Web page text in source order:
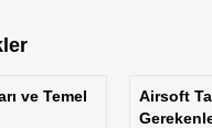
ve Temel
Airsoft